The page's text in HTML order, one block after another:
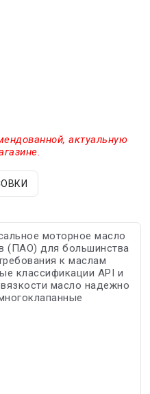
актуальную
моторное масло
(ПАО) для большинства
к маслам
классификации API и
масло надежно